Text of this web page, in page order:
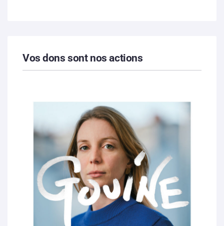
Vos dons sont nos actions